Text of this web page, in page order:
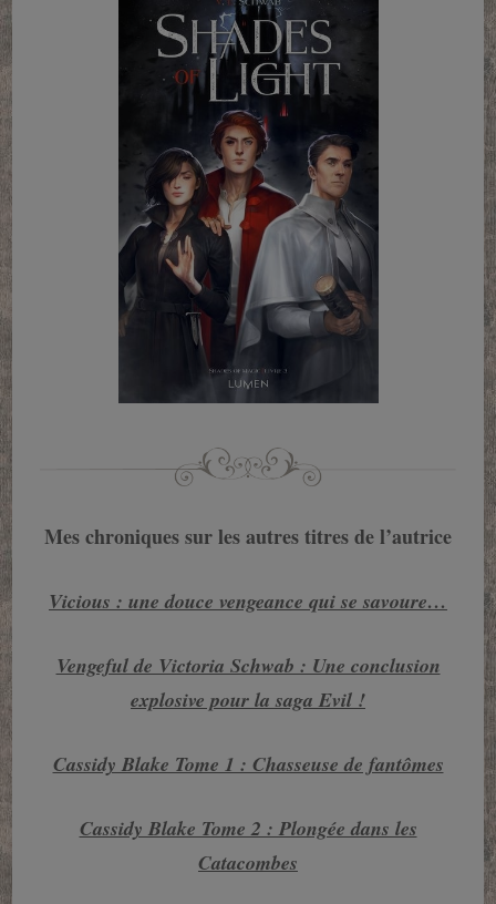
Mes chroniques sur les autres titres de l’autrice
Vicious : une douce vengeance qui se savoure…
Vengeful de Victoria Schwab : Une conclusion
explosive pour la saga Evil !
Cassidy Blake Tome 1 : Chasseuse de fantômes
Cassidy Blake Tome 2 : Plongée dans les
Catacombes